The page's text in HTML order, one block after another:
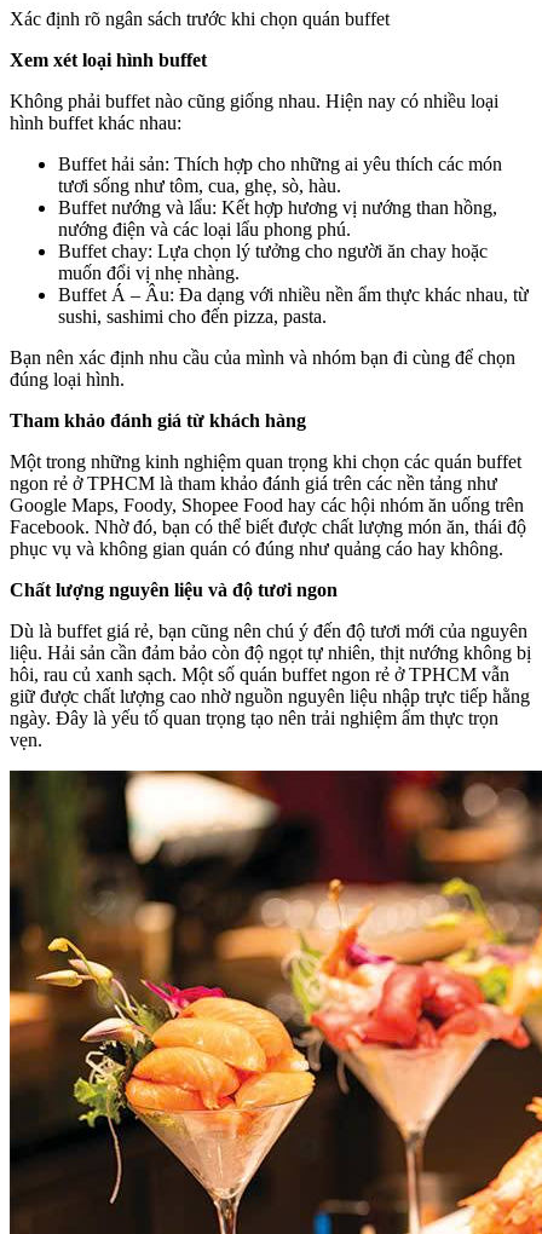
Xác định rõ ngân sách trước khi chọn quán buffet
Xem xét loại hình buffet
Không phải buffet nào cũng giống nhau. Hiện nay có nhiều loại
hình buffet khác nhau:
Buffet hải sản: Thích hợp cho những ai yêu thích các món
tươi sống như tôm, cua, ghẹ, sò, hàu.
Buffet nướng và lẩu: Kết hợp hương vị nướng than hồng,
nướng điện và các loại lẩu phong phú.
Buffet chay: Lựa chọn lý tưởng cho người ăn chay hoặc
muốn đổi vị nhẹ nhàng.
Buffet Á – Âu: Đa dạng với nhiều nền ẩm thực khác nhau, từ
sushi, sashimi cho đến pizza, pasta.
Bạn nên xác định nhu cầu của mình và nhóm bạn đi cùng để chọn
đúng loại hình.
Tham khảo đánh giá từ khách hàng
Một trong những kinh nghiệm quan trọng khi chọn các quán buffet
ngon rẻ ở TPHCM là tham khảo đánh giá trên các nền tảng như
Google Maps, Foody, Shopee Food hay các hội nhóm ăn uống trên
Facebook. Nhờ đó, bạn có thể biết được chất lượng món ăn, thái độ
phục vụ và không gian quán có đúng như quảng cáo hay không.
Chất lượng nguyên liệu và độ tươi ngon
Dù là buffet giá rẻ, bạn cũng nên chú ý đến độ tươi mới của nguyên
liệu. Hải sản cần đảm bảo còn độ ngọt tự nhiên, thịt nướng không bị
hôi, rau củ xanh sạch. Một số quán buffet ngon rẻ ở TPHCM vẫn
giữ được chất lượng cao nhờ nguồn nguyên liệu nhập trực tiếp hằng
ngày. Đây là yếu tố quan trọng tạo nên trải nghiệm ẩm thực trọn
vẹn.